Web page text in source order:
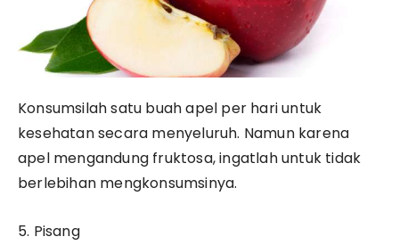
Konsumsilah satu buah apel per hari untuk
kesehatan secara menyeluruh. Namun karena
apel mengandung fruktosa, ingatlah untuk tidak
berlebihan mengkonsumsinya.
5. Pisang